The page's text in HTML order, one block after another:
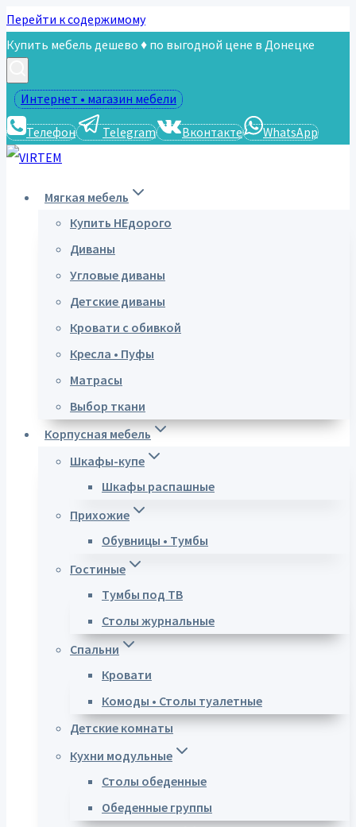
Перейти к содержимому
Купить мебель дешево ♦ по выгодной цене в Донецке
Интернет • магазин мебели
Телефон Telegram Вконтакте WhatsApp
Мягкая мебель
Купить НЕдорого
Диваны
Угловые диваны
Детские диваны
Кровати с обивкой
Кресла • Пуфы
Матрасы
Выбор ткани
Корпусная мебель
Шкафы-купе
Шкафы распашные
Прихожие
Обувницы • Тумбы
Гостиные
Тумбы под ТВ
Столы журнальные
Спальни
Кровати
Комоды • Столы туалетные
Детские комнаты
Кухни модульные
Столы обеденные
Обеденные группы